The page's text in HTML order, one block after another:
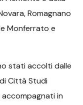
Romagnano
Monferrato e
stati accolti dalle
Città Studi
accompagnati in